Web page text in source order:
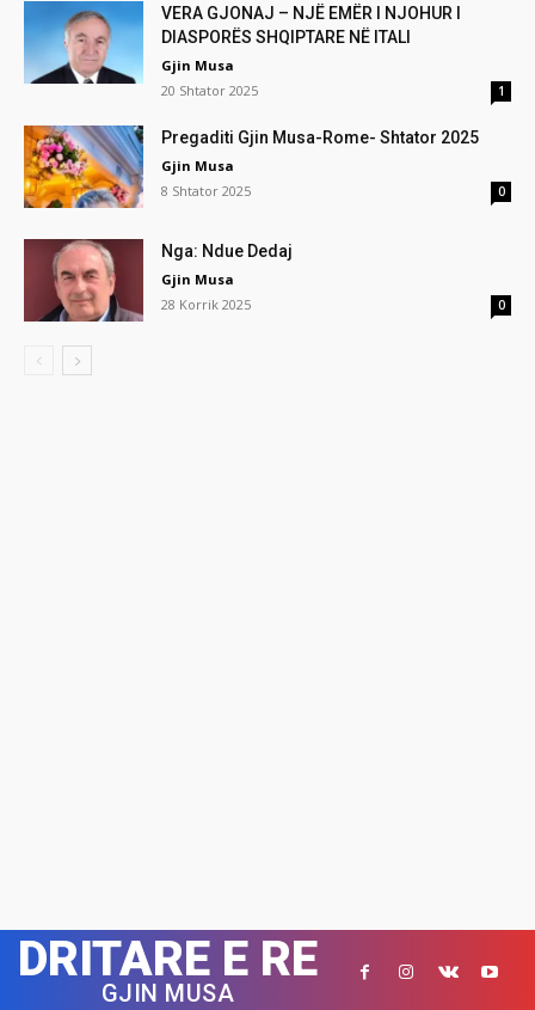
VERA GJONAJ – NJË EMËR I NJOHUR I
DIASPORËS SHQIPTARE NË ITALI
Gjin Musa
20 Shtator 2025
1
Pregaditi Gjin Musa-Rome- Shtator 2025
Gjin Musa
8 Shtator 2025
0
Nga: Ndue Dedaj
Gjin Musa
28 Korrik 2025
0
DRITARE E RE
GJIN MUSA